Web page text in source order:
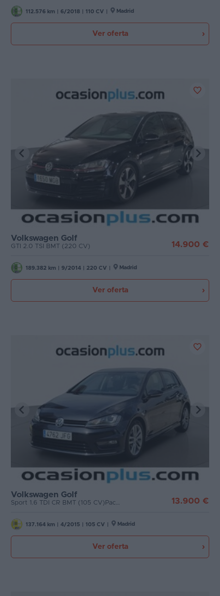
112.576 km 6/2018 110 CV Madrid
Ver oferta
Volkswagen Golf
GTI 2.0 TSI BMT (220 CV) 14.900 €
189.382 km 9/2014 220 CV Madrid
Ver oferta
Volkswagen Golf
Sport 1.6 TDI CR BMT (105 CV)Pack R-Line 13.900 €
137.164 km 4/2015 105 CV Madrid
Ver oferta